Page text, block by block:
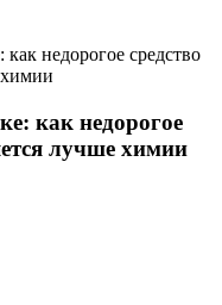
недорогое средство
химии
как недорогое
лучше химии